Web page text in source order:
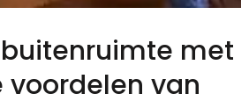
met
voordelen van